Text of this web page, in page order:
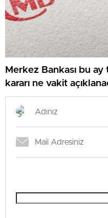
Merkez Bankası bu ay
kararı ne vakit